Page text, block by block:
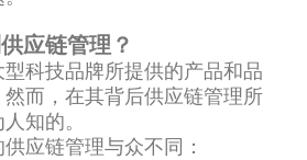
应链管理？
科技品牌所提供的产品和品
而，在其背后供应链管理所
知的。
应链管理与众不同：